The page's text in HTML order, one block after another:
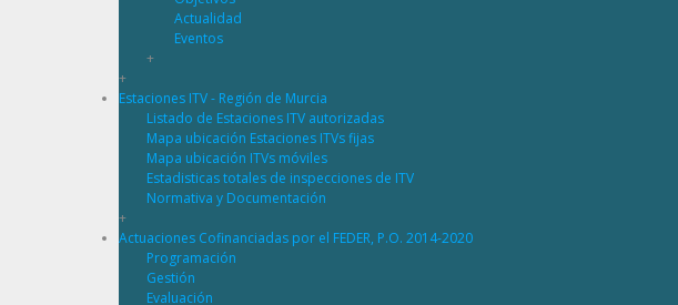
Actualidad
Eventos
+
+
Estaciones ITV - Región de Murcia
Listado de Estaciones ITV autorizadas
Mapa ubicación Estaciones ITVs fijas
Mapa ubicación ITVs móviles
Estadisticas totales de inspecciones de ITV
Normativa y Documentación
+
Actuaciones Cofinanciadas por el FEDER, P.O. 2014-2020
Programación
Gestión
Evaluación